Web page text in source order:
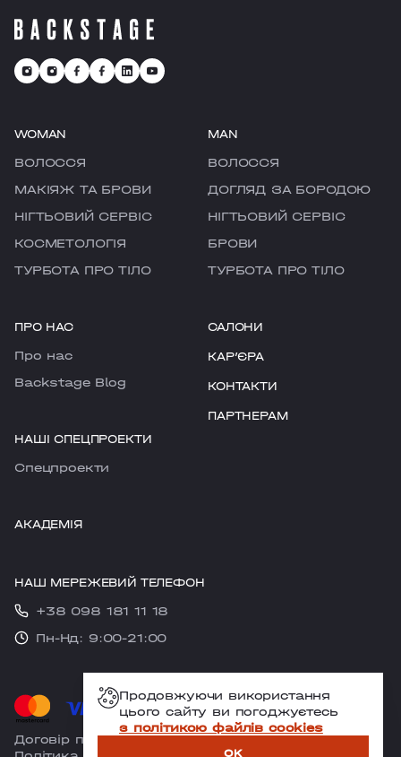
WOMAN
ВОЛОССЯ
МАКІЯЖ ТА БРОВИ
НІГТЬОВИЙ СЕРВІС
КОСМЕТОЛОГІЯ
ТУРБОТА ПРО ТІЛО
MAN
ВОЛОССЯ
ДОГЛЯД ЗА БОРОДОЮ
НІГТЬОВИЙ СЕРВІС
БРОВИ
ТУРБОТА ПРО ТІЛО
ПРО НАС
Про нас
Backstage Blog
НАШІ СПЕЦПРОЕКТИ
Cпецпроекти
САЛОНИ
КАРʼЄРА
КОНТАКТИ
ПАРТНЕРАМ
АКАДЕМІЯ
НАШ МЕРЕЖЕВИЙ ТЕЛЕФОН
+38 098 181 11 18
Пн-Нд: 9:00-21:00
Договір публічної оферти
Продовжуючи використання
цього сайту ви погоджуєтесь
з політикою файлів cookies
OK